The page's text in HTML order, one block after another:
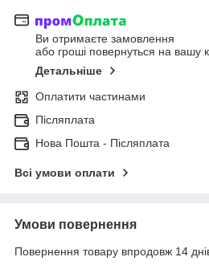
Ви отримаєте замовлення
або гроші повернуться на вашу
Детальніше
Оплатити частинами
Післяплата
Нова Пошта - Післяплата
Всі умови оплати
Умови повернення
Повернення товару впродовж 14